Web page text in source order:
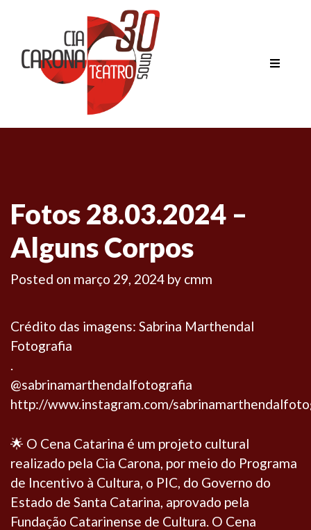
Fotos 28.03.2024 –
Alguns Corpos
Posted on março 29, 2024 by cmm
Crédito das imagens: Sabrina Marthendal
Fotografia
.
@sabrinamarthendalfotografia
http://www.instagram.com/
🌟 O Cena Catarina é um projeto cultural
realizado pela Cia Carona, por meio do Programa
de Incentivo à Cultura, o PIC, do Governo do
Estado de Santa Catarina, aprovado pela
Fundação Catarinense de Cultura. O Cena